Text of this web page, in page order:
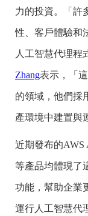
力的投資。「許
性、客戶體驗和
人工智慧代理程
Zhang表示，「
的領域，他們採
產環境中建置與
近期發布的AWS
等產品均體現了
功能，幫助企業
運行人工智慧代